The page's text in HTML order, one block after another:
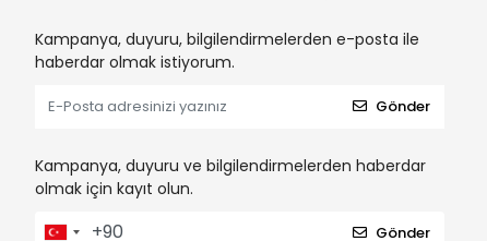
Kampanya, duyuru, bilgilendirmelerden e-posta ile
haberdar olmak istiyorum.
Gönder
Kampanya, duyuru ve bilgilendirmelerden haberdar
olmak için kayıt olun.
Gönder